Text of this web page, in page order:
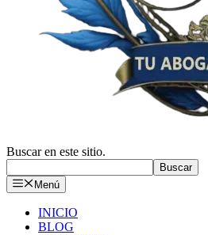
Buscar en este sitio.
Buscar
Menú
INICIO
BLOG